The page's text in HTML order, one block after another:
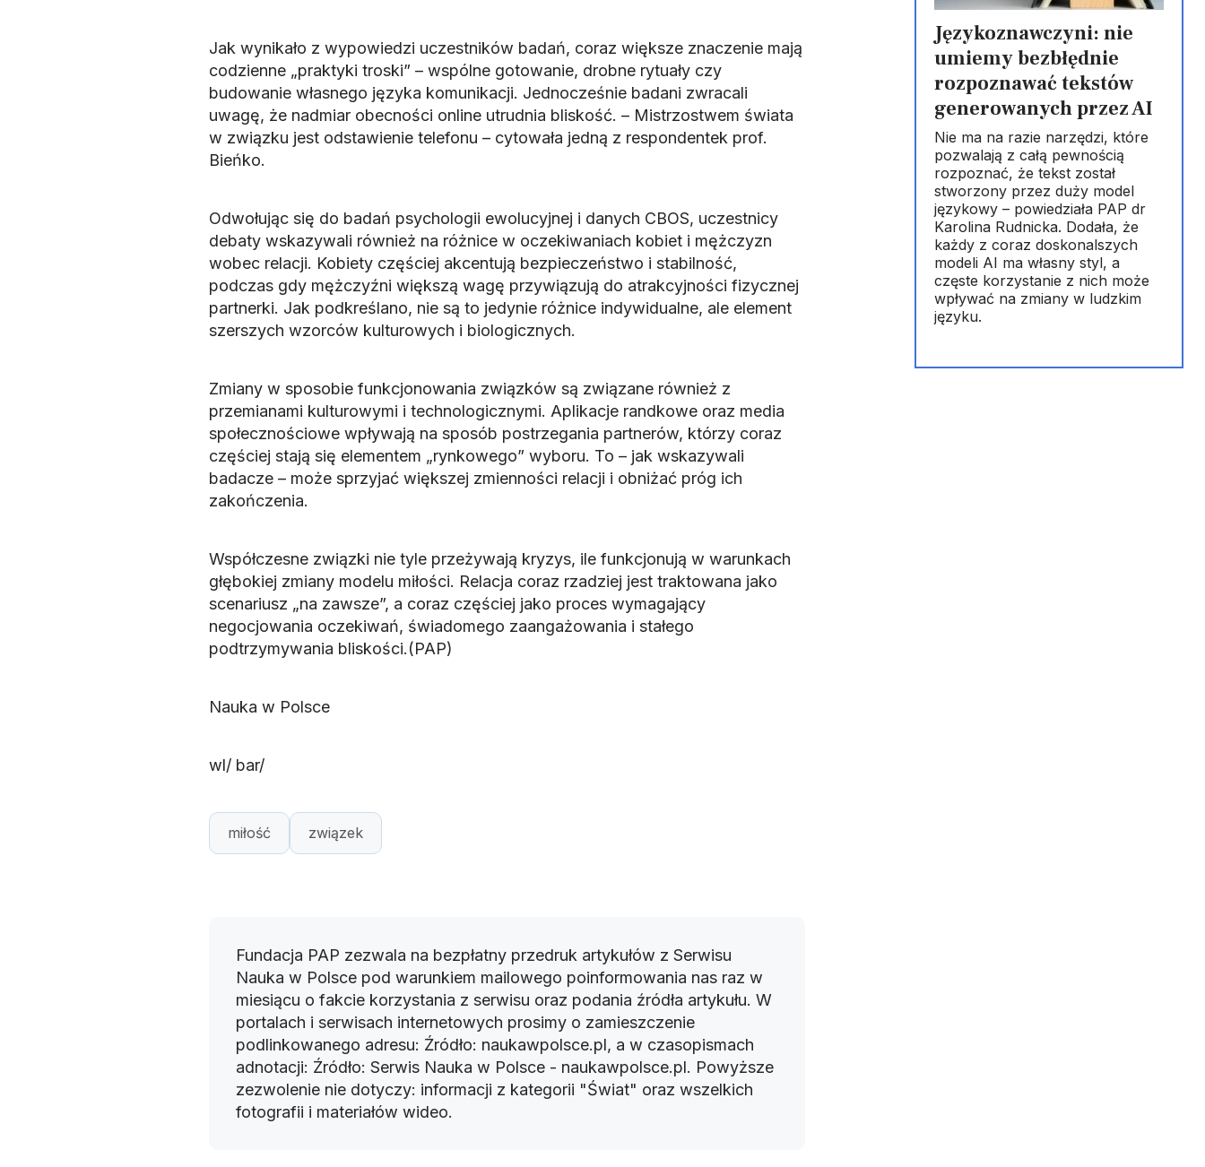
Jak wynikało z wypowiedzi uczestników badań, coraz większe znaczenie mają
codzienne „praktyki troski” – wspólne gotowanie, drobne rytuały czy
budowanie własnego języka komunikacji. Jednocześnie badani zwracali
uwagę, że nadmiar obecności online utrudnia bliskość. – Mistrzostwem świata
w związku jest odstawienie telefonu – cytowała jedną z respondentek prof.
Bieńko.
Odwołując się do badań psychologii ewolucyjnej i danych CBOS, uczestnicy
debaty wskazywali również na różnice w oczekiwaniach kobiet i mężczyzn
wobec relacji. Kobiety częściej akcentują bezpieczeństwo i stabilność,
podczas gdy mężczyźni większą wagę przywiązują do atrakcyjności fizycznej
partnerki. Jak podkreślano, nie są to jedynie różnice indywidualne, ale element
szerszych wzorców kulturowych i biologicznych.
Zmiany w sposobie funkcjonowania związków są związane również z
przemianami kulturowymi i technologicznymi. Aplikacje randkowe oraz media
społecznościowe wpływają na sposób postrzegania partnerów, którzy coraz
częściej stają się elementem „rynkowego” wyboru. To – jak wskazywali
badacze – może sprzyjać większej zmienności relacji i obniżać próg ich
zakończenia.
Współczesne związki nie tyle przeżywają kryzys, ile funkcjonują w warunkach
głębokiej zmiany modelu miłości. Relacja coraz rzadziej jest traktowana jako
scenariusz „na zawsze”, a coraz częściej jako proces wymagający
negocjowania oczekiwań, świadomego zaangażowania i stałego
podtrzymywania bliskości.(PAP)
Nauka w Polsce
wl/ bar/
miłość związek
Fundacja PAP zezwala na bezpłatny przedruk artykułów z Serwisu
Nauka w Polsce pod warunkiem mailowego poinformowania nas raz w
miesiącu o fakcie korzystania z serwisu oraz podania źródła artykułu. W
portalach i serwisach internetowych prosimy o zamieszczenie
podlinkowanego adresu: Źródło: naukawpolsce.pl, a w czasopismach
adnotacji: Źródło: Serwis Nauka w Polsce - naukawpolsce.pl. Powyższe
zezwolenie nie dotyczy: informacji z kategorii "Świat" oraz wszelkich
fotografii i materiałów wideo.
Językoznawczyni: nie
umiemy bezbłędnie
rozpoznawać tekstów
generowanych przez AI
Nie ma na razie narzędzi, które
pozwalają z całą pewnością
rozpoznać, że tekst został
stworzony przez duży model
językowy – powiedziała PAP dr
Karolina Rudnicka. Dodała, że
każdy z coraz doskonalszych
modeli AI ma własny styl, a
częste korzystanie z nich może
wpływać na zmiany w ludzkim
języku.